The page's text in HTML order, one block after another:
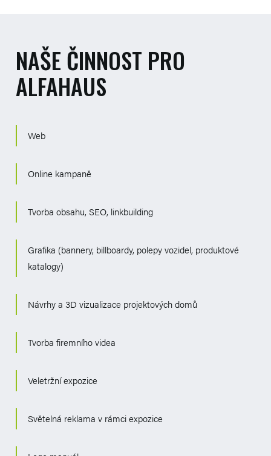
NAŠE ČINNOST PRO
ALFAHAUS
Web
Online kampaně
Tvorba obsahu, SEO, linkbuilding
Grafika (bannery, billboardy, polepy vozidel, produktové
katalogy)
Návrhy a 3D vizualizace projektových domů
Tvorba firemního videa
Veletržní expozice
Světelná reklama v rámci expozice